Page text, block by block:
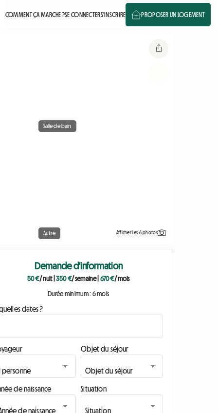
COMMENT ÇA MARCHE ?SE CONNECTERS'INSCRIRE PROPOSER UN LOGEMENT
Salle de bain
Autre Afficher les 6 photos
Demande d'information
50 €/ nuit|350 €/ semaine| 670 €/ mois
Durée minimum : 6 mois
dates ?
Objet du séjour
de naissance Situation